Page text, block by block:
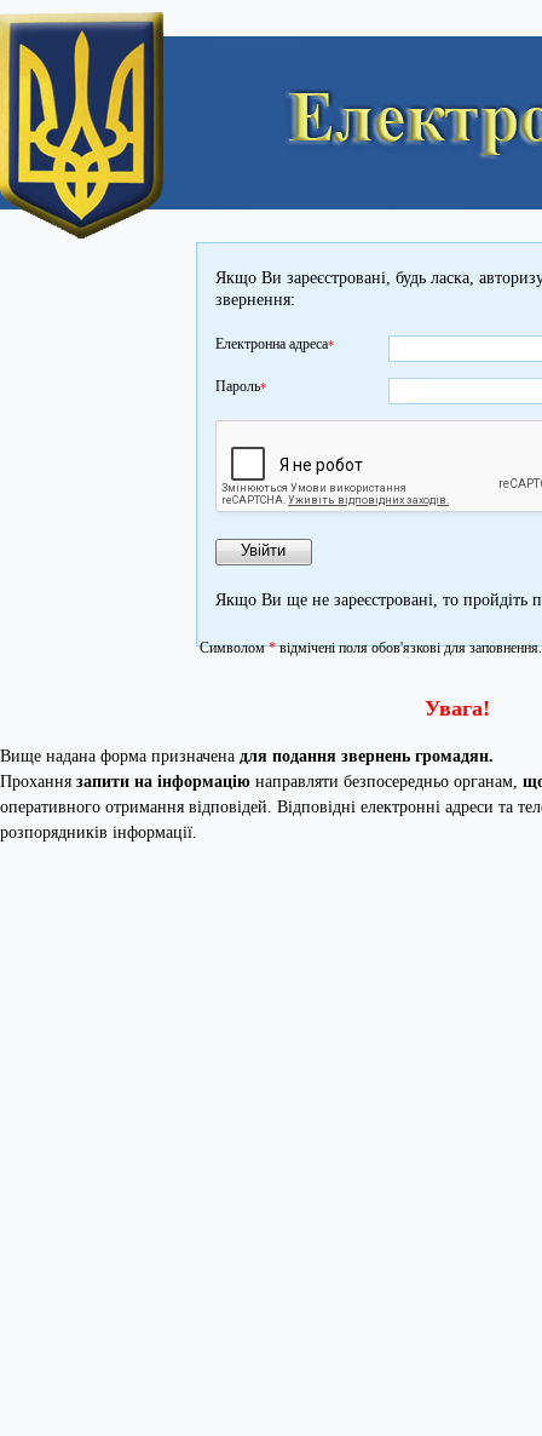
Якщо Ви зареєстровані, будь ласка,
звернення:
Електронна адреса*
Пароль*
Якщо Ви ще не зареєстровані, то пройдіть
Символом*відмічені поля обов'язкові для заповнення.
Увага!
Вище надана форма призначена для подання звернень громадян.
Прохання запити на інформацію направляти безпосередньо органам,
оперативного отримання відповідей. Відповідні електронні адреси та
розпорядників інформації.